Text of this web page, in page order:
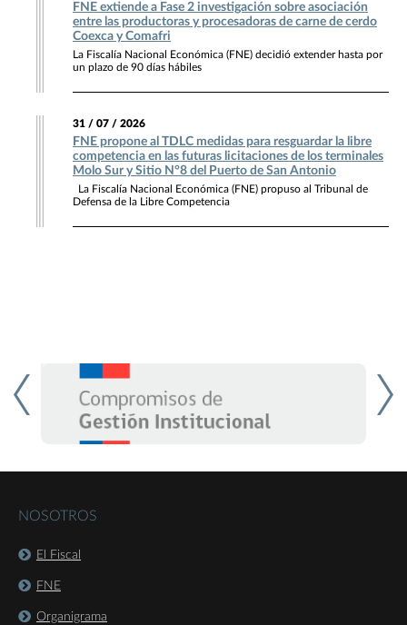
FNE extiende a Fase 2 investigación sobre asociación
entre las productoras y procesadoras de carne de cerdo
Coexca y Comafri
La Fiscalía Nacional Económica (FNE) decidió extender hasta por
un plazo de 90 días hábiles
31 / 07 / 2026
FNE propone al TDLC medidas para resguardar la libre
competencia en las futuras licitaciones de los terminales
Molo Sur y Sitio N°8 del Puerto de San Antonio
La Fiscalía Nacional Económica (FNE) propuso al Tribunal de
Defensa de la Libre Competencia
NOSOTROS
El Fiscal
FNE
Organigrama